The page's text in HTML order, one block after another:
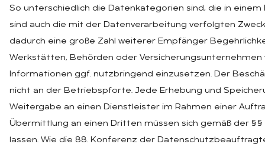
So unterschiedlich die Datenkategorien sind, die in
sind auch die mit der Datenverarbeitung verfolgten
dadurch eine große Zahl weiterer Empfänger
Werkstätten, Behörden oder
Informationen ggf. nutzbringend einzusetzen. Der
nicht an der Betriebspforte. Jede Erhebung und
Weitergabe an einen Dienstleister im Rahmen einer
Übermittlung an einen Dritten müssen sich gemäß der §§
lassen. Wie die 88. Konferenz der